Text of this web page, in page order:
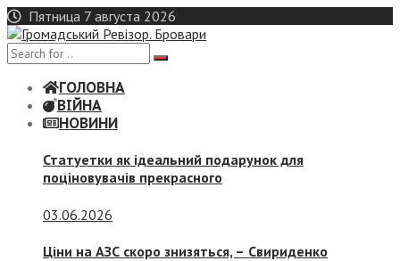
Skip
to
content
Пятница 7 августа 2026
ГОЛОВНА
ВІЙНА
НОВИНИ
Статуетки як ідеальний подарунок для
поціновувачів прекрасного
03.06.2026
Ціни на АЗС скоро знизяться, – Свириденко